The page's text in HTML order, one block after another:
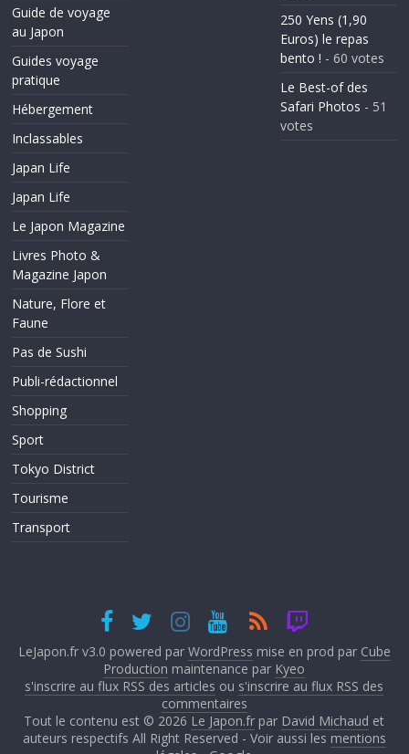
Guide de voyage
au Japon
Guides voyage
pratique
Hébergement
Inclassables
Japan Life
Japan Life
Le Japon Magazine
Livres Photo &
Magazine Japon
Nature, Flore et
Faune
Pas de Sushi
Publi-rédactionnel
Shopping
Sport
Tokyo District
Tourisme
Transport
250 Yens (1,90
Euros) le repas
bento ! - 60 votes
Le Best-of des
Safari Photos - 51
votes
LeJapon.fr v3.0 powered par WordPress mise en prod par Cube
Production maintenance par Kyeo
s'inscrire au flux RSS des articles ou s'inscrire au flux RSS des
commentaires
Tout le contenu est © 2026 Le Japon.fr par David Michaud et
auteurs respectifs All Right Reserved - Voir aussi les mentions